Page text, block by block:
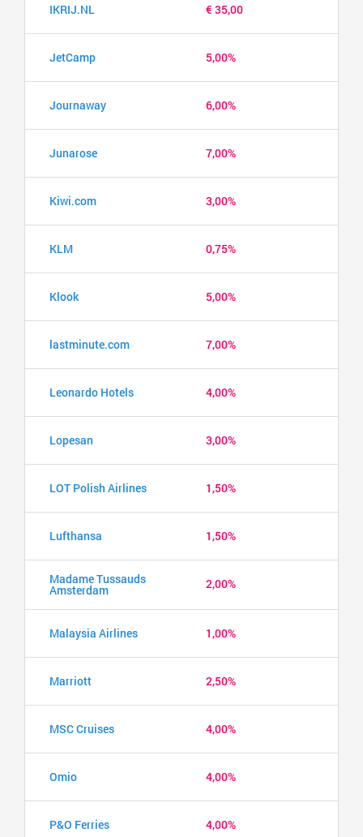
IKRIJ.NL € 35,00
JetCamp 5,00%
Journaway 6,00%
Junarose 7,00%
Kiwi.com 3,00%
KLM 0,75%
Klook 5,00%
lastminute.com 7,00%
Leonardo Hotels 4,00%
Lopesan 3,00%
LOT Polish Airlines 1,50%
Lufthansa 1,50%
Madame Tussauds
Amsterdam 2,00%
Malaysia Airlines 1,00%
Marriott 2,50%
MSC Cruises 4,00%
Omio 4,00%
P&O Ferries 4,00%